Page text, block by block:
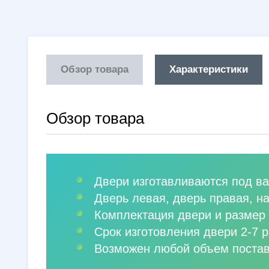
Обзор товара Характеристики
Обзор товара
Двери изготавливаются под
Дверь левая, дверь правая,
Комплектация двери и
Срок изготовления двери 2-7
Возможен любой объем